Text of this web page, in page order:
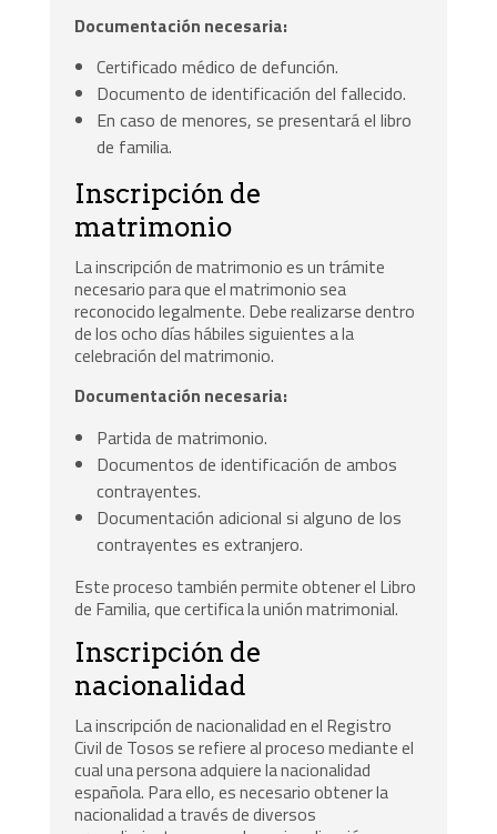
Documentación necesaria:
Certificado médico de defunción.
Documento de identificación del fallecido.
En caso de menores, se presentará el libro
de familia.
Inscripción de
matrimonio
La inscripción de matrimonio es un trámite
necesario para que el matrimonio sea
reconocido legalmente. Debe realizarse dentro
de los ocho días hábiles siguientes a la
celebración del matrimonio.
Documentación necesaria:
Partida de matrimonio.
Documentos de identificación de ambos
contrayentes.
Documentación adicional si alguno de los
contrayentes es extranjero.
Este proceso también permite obtener el Libro
de Familia, que certifica la unión matrimonial.
Inscripción de
nacionalidad
La inscripción de nacionalidad en el Registro
Civil de Tosos se refiere al proceso mediante el
cual una persona adquiere la nacionalidad
española. Para ello, es necesario obtener la
nacionalidad a través de diversos